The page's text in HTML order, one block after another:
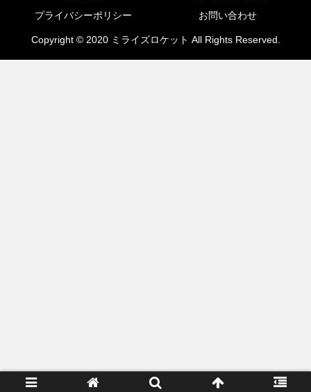
プライバシーポリシー
お問い合わせ
Copyright © 2020 ミライズロケット All Rights Reserved.